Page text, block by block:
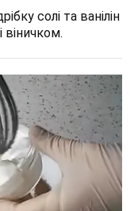
солі та ванілін